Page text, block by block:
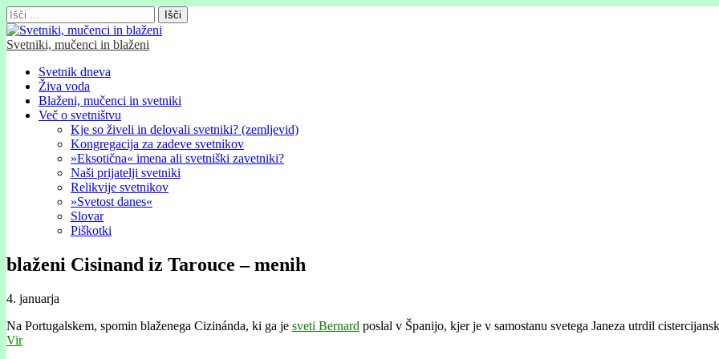
Išči:
Svetniki, mučenci in blaženi
Glavni
meni
Skip
content
Svetnik dneva
Živa voda
Blaženi, mučenci in svetniki
Več o svetništvu
Kje so živeli in delovali svetniki? (zemljevid)
Kongregacija za zadeve svetnikov
»Eksotična« imena ali svetniški zavetniki?
Naši prijatelji svetniki
Relikvije svetnikov
»Svetost danes«
Slovar
Piškotki
blaženi Cisinand iz Tarouce – menih
4. januarja
Na Portugalskem, spomin blaženega Cizinánda, ki ga je sveti Bernard poslal v Španijo, kjer je v samostanu svetega Janeza utrdil
Vir